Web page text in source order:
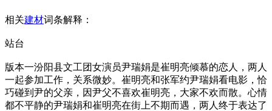
相关建材词条解释：
站台
版本一汾阳县文工团女演员尹瑞娟是崔明亮倾慕的恋人，两人
一起参加工作，关系微妙。崔明亮和张军约尹瑞娟看电影，恰
巧碰到尹的父亲，因尹父不喜欢崔明亮，大家不欢而散。心情
都不平静的尹瑞娟和崔明亮在街上不期而遇，两人终于表达了